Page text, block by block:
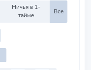
Ничья в 1-
тайме
Все